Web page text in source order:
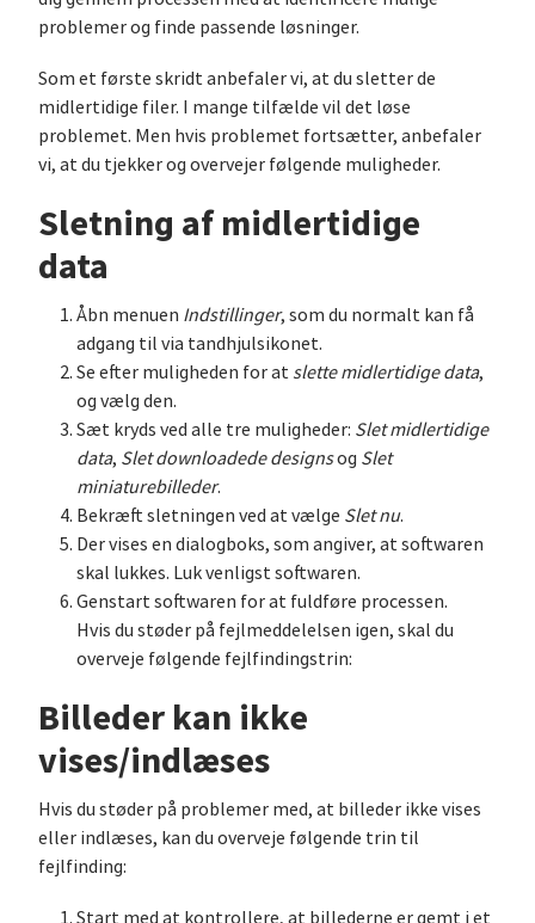
problemer og finde passende løsninger.
Som et første skridt anbefaler vi, at du sletter de
midlertidige filer. I mange tilfælde vil det løse
problemet. Men hvis problemet fortsætter, anbefaler
vi, at du tjekker og overvejer følgende muligheder.
Sletning af midlertidige
data
Åbn menuen Indstillinger, som du normalt kan få
adgang til via tandhjulsikonet.
Se efter muligheden for at slette midlertidige data,
og vælg den.
Sæt kryds ved alle tre muligheder: Slet midlertidige
data, Slet downloadede designsog Slet
miniaturebilleder.
Bekræft sletningen ved at vælge Slet nu.
Der vises en dialogboks, som angiver, at softwaren
skal lukkes. Luk venligst softwaren.
Genstart softwaren for at fuldføre processen.
Hvis du støder på fejlmeddelelsen igen, skal du
overveje følgende fejlfindingstrin:
Billeder kan ikke
vises/indlæses
Hvis du støder på problemer med, at billeder ikke vises
eller indlæses, kan du overveje følgende trin til
fejlfinding:
Start med at kontrollere, at billederne er gemt i et